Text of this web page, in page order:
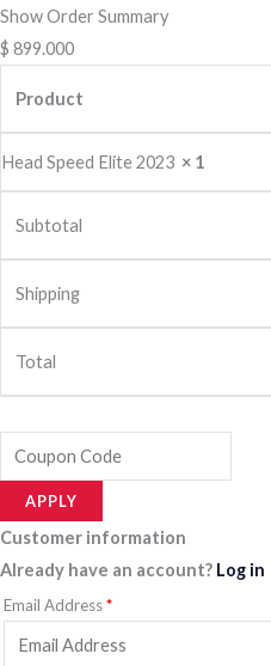
Ir
al
Show Order Summary
$ 899.000
Product
Head Speed Elite 2023 × 1
Subtotal
Shipping
Total
APPLY
Customer information
Already have an account? Log in
Email Address*